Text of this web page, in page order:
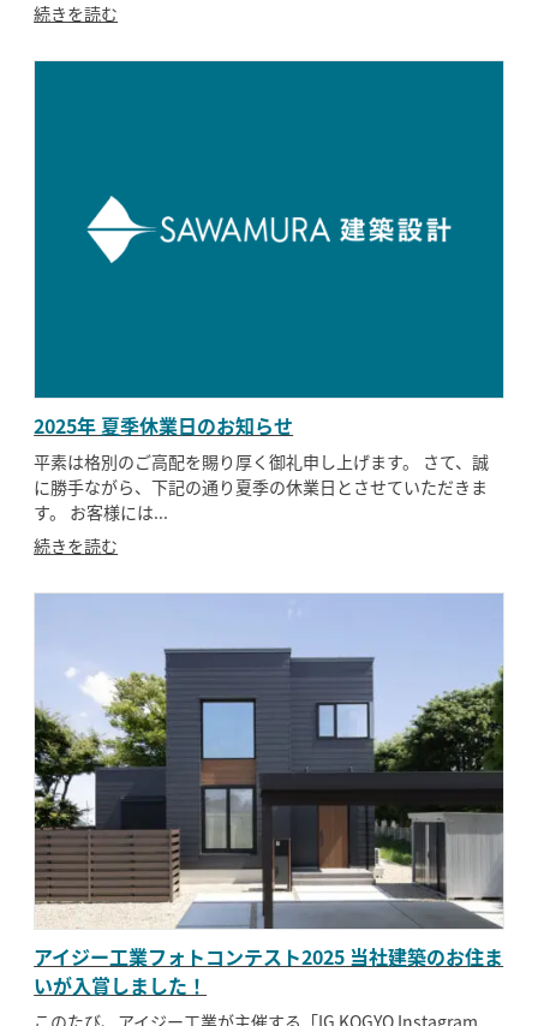
続きを読む
2025年 夏季休業日のお知らせ
平素は格別のご高配を賜り厚く御礼申し上げます。 さて、誠
に勝手ながら、下記の通り夏季の休業日とさせていただきま
す。 お客様には...
続きを読む
アイジー工業フォトコンテスト2025 当社建築のお住ま
いが入賞しました！